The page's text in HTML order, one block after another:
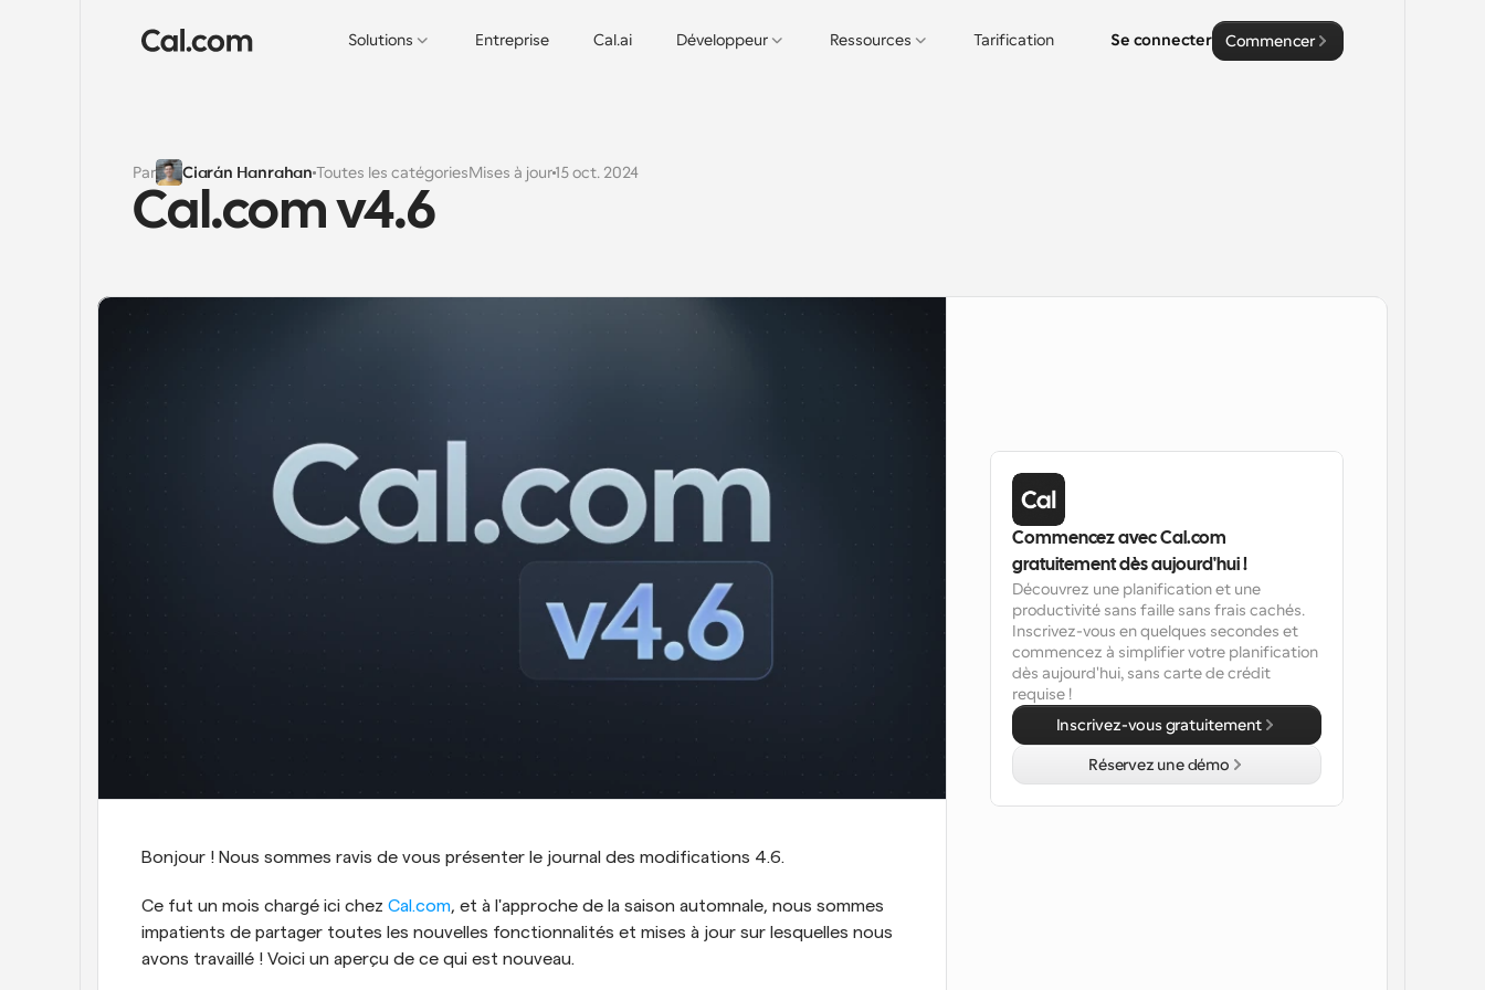
Solutions Entreprise Cal.ai Développeur Ressources Tarification Se connecter Commencer
Par Ciarán Hanrahan Toutes les catégoriesMises à jour15 oct. 2024
Cal.com v4.6
Bonjour ! Nous sommes ravis de vous présenter le journal des modifications 4.6.
Ce fut un mois chargé ici chez Cal.com, et à l'approche de la saison automnale, nous sommes
impatients de partager toutes les nouvelles fonctionnalités et mises à jour sur lesquelles nous
avons travaillé ! Voici un aperçu de ce qui est nouveau.
Commencez avec Cal.com
gratuitement dès aujourd'hui !
Découvrez une planification et une
productivité sans faille sans frais cachés.
Inscrivez-vous en quelques secondes et
commencez à simplifier votre planification
dès aujourd'hui, sans carte de crédit
requise !
Inscrivez-vous gratuitement
Réservez une démo